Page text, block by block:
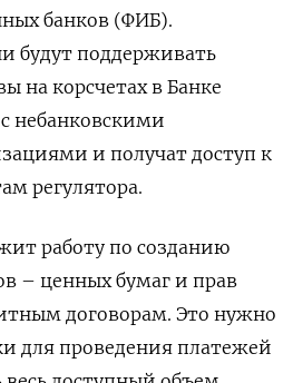
банков (ФИБ).
будут поддерживать
на корсчетах в Банке
небанковскими
и получат доступ к
регулятора.
работу по созданию
– ценных бумаг и прав
договорам. Это нужно
для проведения платежей